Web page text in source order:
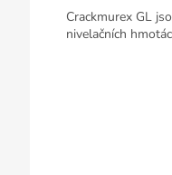
Crackmurex GL
nivelačních